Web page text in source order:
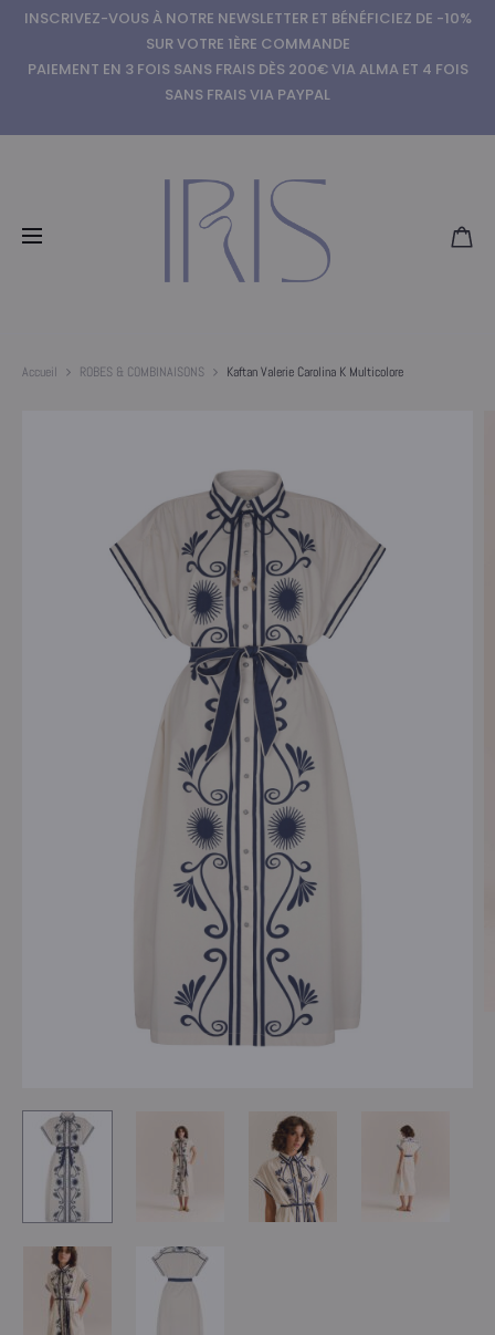
INSCRIVEZ-VOUS À NOTRE NEWSLETTER ET BÉNÉFICIEZ DE -10%
SUR VOTRE 1ÈRE COMMANDE
PAIEMENT EN 3 FOIS SANS FRAIS DÈS 200€ VIA ALMA ET 4 FOIS
SANS FRAIS VIA PAYPAL
Accueil ROBES & COMBINAISONS Kaftan Valerie Carolina K Multicolore